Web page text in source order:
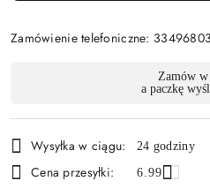
Zamówienie telefoniczne:
dostawa
Zamów w
a paczkę
Wysyłka w ciągu: 24 godziny
Cena przesyłki: 6.99